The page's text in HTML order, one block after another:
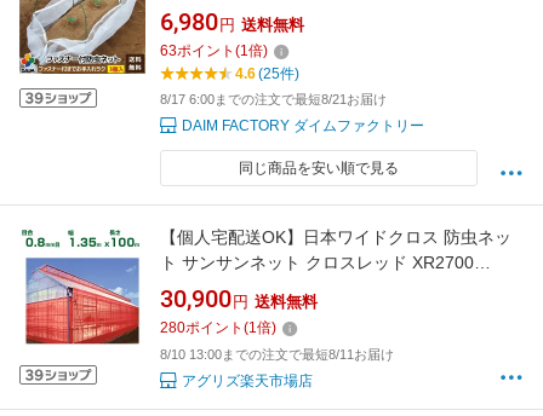
ト 菜園 園芸 支柱 ガーデニング 虫除け 家庭菜
園 送料無料
6,980 円 送料無料
63ポイント (1倍)
4.6(25件)
8/17 6:00までの注文で最短8/21お届け
DAIM FACTORY ダイムファクトリー
同じ商品を安い順で見る
【個人宅配送OK】日本ワイドクロス 防虫ネッ
ト サンサンネット クロスレッド XR2700
0.8mm目 1.35m×100m 透光率70% (農業用)(園
芸用)(農業資材)(家庭菜園)(防虫網)(虫よけネッ
ト)(ビニールハウス)(135cm)
30,900 円 送料無料
280ポイント (1倍)
8/10 13:00までの注文で最短8/11お届け
アグリズ楽天市場店